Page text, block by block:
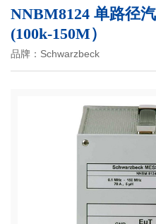
NNBM8124 单路径
(100k-150M）
品牌：Schwarzbeck